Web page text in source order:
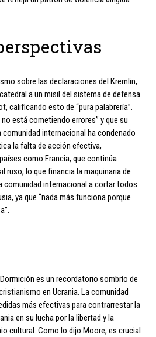
sobre las declaraciones del Kremlin,
a un misil del sistema de defensa
calificando esto de “pura palabrería”.
está cometiendo errores” y que su
internacional ha condenado
la falta de acción efectiva,
como Francia, que continúa
ruso, lo que financia la maquinaria de
comunidad internacional a cortar todos
ya que “nada más funciona porque
es un recordatorio sombrío de
en Ucrania. La comunidad
más efectivas para contrarrestar la
en su lucha por la libertad y la
cultural. Como lo dijo Moore, es crucial